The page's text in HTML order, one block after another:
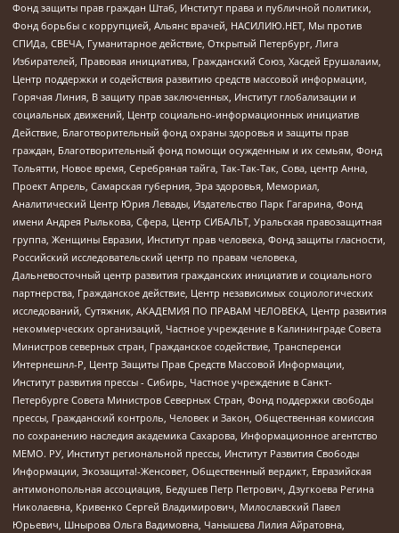
Фонд защиты прав граждан Штаб, Институт права и публичной политики,
Фонд борьбы с коррупцией, Альянс врачей, НАСИЛИЮ.НЕТ, Мы против
СПИДа, СВЕЧА, Гуманитарное действие, Открытый Петербург, Лига
Избирателей, Правовая инициатива, Гражданский Союз, Хасдей Ерушалаим,
Центр поддержки и содействия развитию средств массовой информации,
Горячая Линия, В защиту прав заключенных, Институт глобализации и
социальных движений, Центр социально-информационных инициатив
Действие, Благотворительный фонд охраны здоровья и защиты прав
граждан, Благотворительный фонд помощи осужденным и их семьям, Фонд
Тольятти, Новое время, Серебряная тайга, Так-Так-Так, Сова, центр Анна,
Проект Апрель, Самарская губерния, Эра здоровья, Мемориал,
Аналитический Центр Юрия Левады, Издательство Парк Гагарина, Фонд
имени Андрея Рылькова, Сфера, Центр СИБАЛЬТ, Уральская правозащитная
группа, Женщины Евразии, Институт прав человека, Фонд защиты гласности,
Российский исследовательский центр по правам человека,
Дальневосточный центр развития гражданских инициатив и социального
партнерства, Гражданское действие, Центр независимых социологических
исследований, Сутяжник, АКАДЕМИЯ ПО ПРАВАМ ЧЕЛОВЕКА, Центр развития
некоммерческих организаций, Частное учреждение в Калининграде Совета
Министров северных стран, Гражданское содействие, Трансперенси
Интернешнл-Р, Центр Защиты Прав Средств Массовой Информации,
Институт развития прессы - Сибирь, Частное учреждение в Санкт-
Петербурге Совета Министров Северных Стран, Фонд поддержки свободы
прессы, Гражданский контроль, Человек и Закон, Общественная комиссия
по сохранению наследия академика Сахарова, Информационное агентство
МЕМО. РУ, Институт региональной прессы, Институт Развития Свободы
Информации, Экозащита!-Женсовет, Общественный вердикт, Евразийская
антимонопольная ассоциация, Бедушев Петр Петрович, Дзугкоева Регина
Николаевна, Кривенко Сергей Владимирович, Милославский Павел
Юрьевич, Шнырова Ольга Вадимовна, Чанышева Лилия Айратовна,